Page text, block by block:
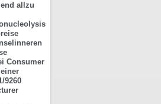
allzu
Consumer
9260